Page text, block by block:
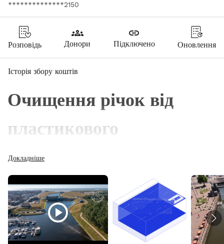
**************2150
Розповідь
groups
Донори
link
Підключено Оновлення
Історія збору коштів
Очищення річок від
пластикового
забруднення за
допомогою бульб
У сценарії «бізнес як зазвичай» кількість пластикових
відходів, що потрапляють в водні екосистеми, може
Докладніше
play_circle